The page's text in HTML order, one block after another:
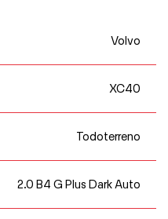
Volvo
XC40
Todoterreno
2.0 B4 G Plus Dark Auto